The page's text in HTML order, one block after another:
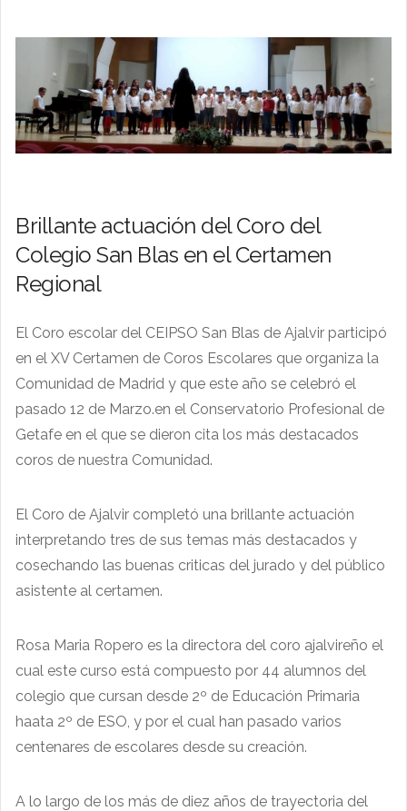
Brillante actuación del Coro del
Colegio San Blas en el Certamen
Regional
El Coro escolar del CEIPSO San Blas de Ajalvir participó
en el XV Certamen de Coros Escolares que organiza la
Comunidad de Madrid y que este año se celebró el
pasado 12 de Marzo.en el Conservatorio Profesional de
Getafe en el que se dieron cita los más destacados
coros de nuestra Comunidad.
El Coro de Ajalvir completó una brillante actuación
interpretando tres de sus temas más destacados y
cosechando las buenas criticas del jurado y del público
asistente al certamen.
Rosa Maria Ropero es la directora del coro ajalvireño el
cual este curso está compuesto por 44 alumnos del
colegio que cursan desde 2º de Educación Primaria
haata 2º de ESO, y por el cual han pasado varios
centenares de escolares desde su creación.
A lo largo de los más de diez años de trayectoria del